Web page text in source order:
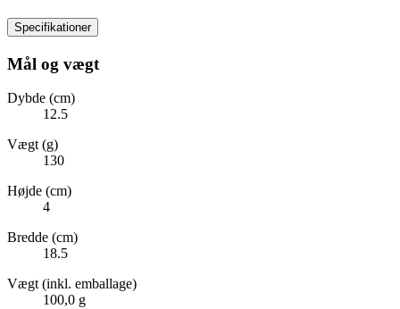
Specifikationer
Mål og vægt
Dybde (cm)
12.5
Vægt (g)
130
Højde (cm)
4
Bredde (cm)
18.5
Vægt (inkl. emballage)
100,0 g